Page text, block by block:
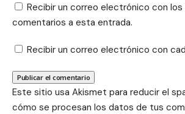
Recibir un correo electrónico con
comentarios a esta entrada.
Recibir un correo electrónico con
Este sitio usa Akismet para reducir el
cómo se procesan los datos de tus